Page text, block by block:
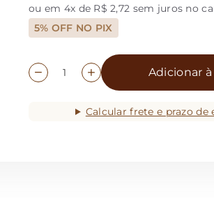
ou em 4x de R$ 2,72 sem juros no
5% OFF NO PIX
Adicionar à
Calcular frete e prazo de